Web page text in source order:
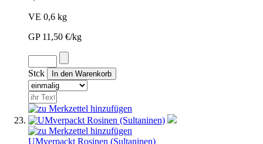
VE 0,6 kg
GP 11,50 €/kg
Stck
UMverpackt Rosinen (Sultaninen)